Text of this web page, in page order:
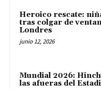
Heroico rescate:
tras colgar de
Londres
junio 12, 2026
Mundial 2026:
las afueras del